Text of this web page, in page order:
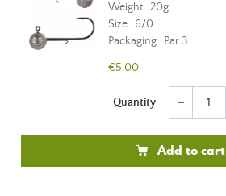
Weight : 20g
Size : 6/0
Packaging : Par 3
€5.00
Quantity remove
Add to cart